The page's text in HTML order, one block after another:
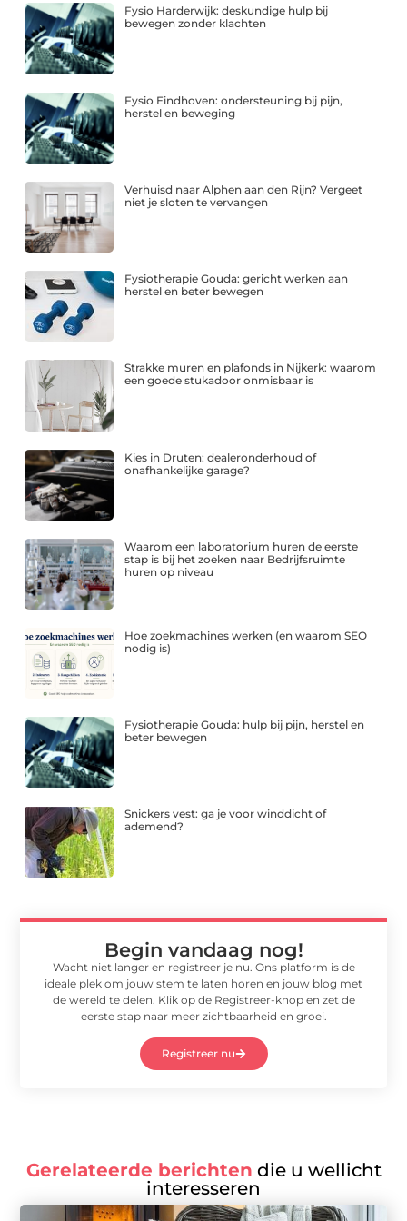
Fysio Harderwijk: deskundige hulp bij
bewegen zonder klachten
Fysio Eindhoven: ondersteuning bij pijn,
herstel en beweging
Verhuisd naar Alphen aan den Rijn? Vergeet
niet je sloten te vervangen
Fysiotherapie Gouda: gericht werken aan
herstel en beter bewegen
Strakke muren en plafonds in Nijkerk: waarom
een goede stukadoor onmisbaar is
Kies in Druten: dealeronderhoud of
onafhankelijke garage?
Waarom een laboratorium huren de eerste
stap is bij het zoeken naar Bedrijfsruimte
huren op niveau
Hoe zoekmachines werken (en waarom SEO
nodig is)
Fysiotherapie Gouda: hulp bij pijn, herstel en
beter bewegen
Snickers vest: ga je voor winddicht of
ademend?
Begin vandaag nog!
Wacht niet langer en registreer je nu. Ons platform is de
ideale plek om jouw stem te laten horen en jouw blog met
de wereld te delen. Klik op de Registreer-knop en zet de
eerste stap naar meer zichtbaarheid en groei.
Registreer nu
Gerelateerde berichten die u wellicht
interesseren